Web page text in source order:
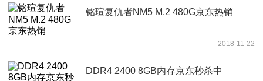
铭瑄复仇者NM5 M.2 480G京东热销
2018-11-22
DDR4 2400 8GB内存京东秒杀中